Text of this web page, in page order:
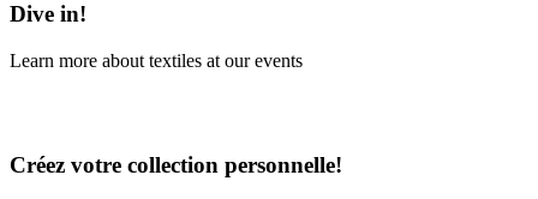
Dive in!
Learn more about textiles at our events
Créez votre collection personnelle!